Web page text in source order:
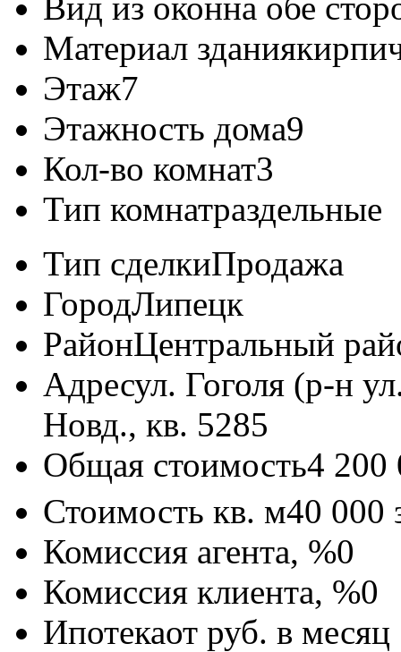
Материал здания
Этаж7
Этажность дома9
Кол-во комнат3
Тип комнатраздельные
Тип сделкиПродажа
ГородЛипецк
РайонЦентральный
Адресул. Гоголя (р-н
Новд., кв. 5285
Общая стоимость4 200
Стоимость кв. м40 000
Комиссия агента, %0
Комиссия клиента, %0
Ипотекаот руб. в месяц